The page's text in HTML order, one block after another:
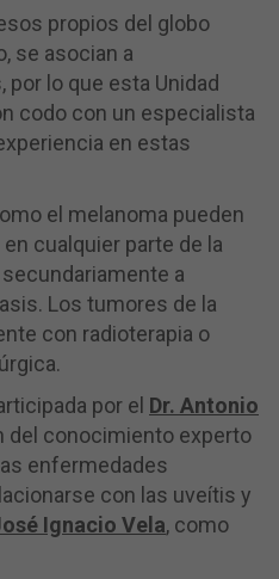
propios del globo
se asocian a
lo que esta Unidad
codo con un especialista
en estas
el melanoma pueden
cualquier parte de la
a
Los tumores de la
con radioterapia o
por el Dr. Antonio
del conocimiento experto
enfermedades
con las uveítis y
Ignacio Vela, como